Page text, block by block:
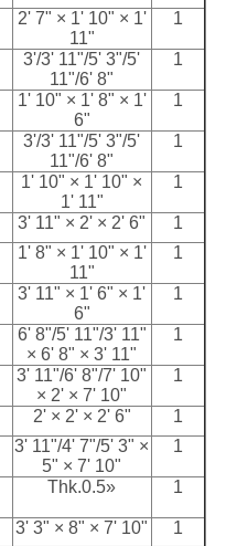
2' 7" × 1' 10" × 1'
11"
1
3'/3' 11"/5' 3"/5'
11"/6' 8"
1
1' 10" × 1' 8" × 1'
6"
1
3'/3' 11"/5' 3"/5'
11"/6' 8"
1
1' 10" × 1' 10" ×
1' 11"
1
3' 11" × 2' × 2' 6"
1
1' 8" × 1' 10" × 1'
11"
1
3' 11" × 1' 6" × 1'
6"
1
6' 8"/5' 11"/3' 11"
× 6' 8" × 3' 11"
1
3' 11"/6' 8"/7' 10"
× 2' × 7' 10"
1
2' × 2' × 2' 6"
1
3' 11"/4' 7"/5' 3" ×
5" × 7' 10"
1
Thk.0.5» 1
3' 3" × 8" × 7' 10" 1